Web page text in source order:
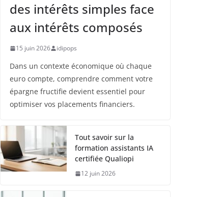
des intérêts simples face
aux intérêts composés
15 juin 2026 idipops
Dans un contexte économique où chaque
euro compte, comprendre comment votre
épargne fructifie devient essentiel pour
optimiser vos placements financiers.
Tout savoir sur la
formation assistants IA
certifiée Qualiopi
12 juin 2026